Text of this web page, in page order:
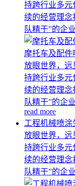
持跨行业多元
续的经营理念
队精干”的企
摩托车及配件
放眼世界，远
持跨行业多元
续的经营理念
队精干”的企
read more
工程机械喷涂
放眼世界，远
持跨行业多元
续的经营理念
队精干”的企